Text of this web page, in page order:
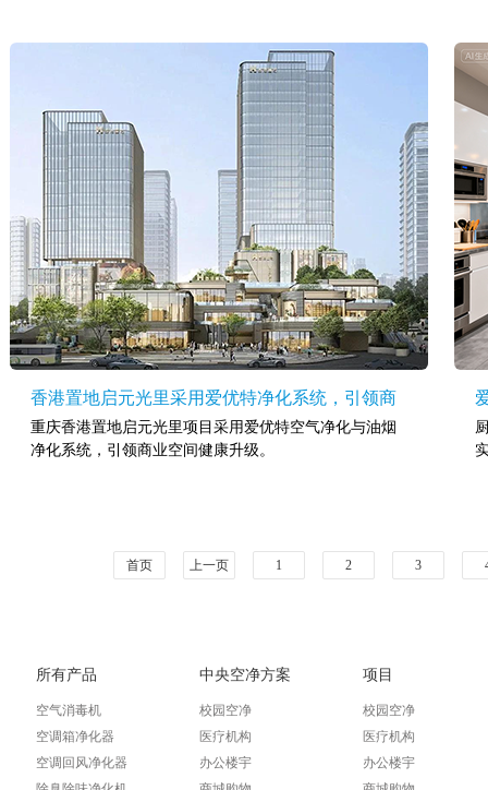
香港置地启元光里采用爱优特净化系统，引领商
业空间健康升级
重庆香港置地启元光里项目采用爱优特空气净化与油烟
净化系统，引领商业空间健康升级。
首页 上一页 1 2 3
所有产品
空气消毒机
空调箱净化器
空调回风净化器
中央空净方案
校园空净
医疗机构
办公楼宇
项目
校园空净
医疗机构
办公楼宇